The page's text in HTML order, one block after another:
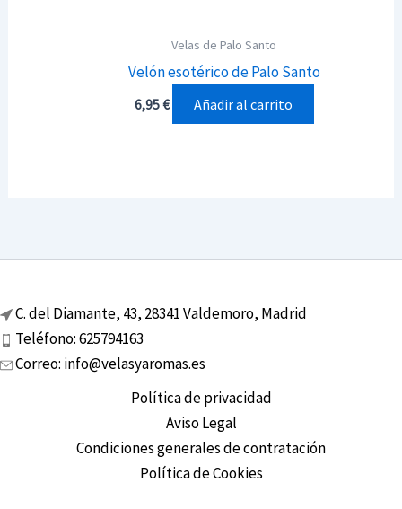
Velas de Palo Santo
Velón esotérico de Palo Santo
6,95€ Añadir al carrito
C. del Diamante, 43, 28341 Valdemoro, Madrid
Teléfono: 625794163
Correo: info@velasyaromas.es
Política de privacidad
Aviso Legal
Condiciones generales de contratación
Política de Cookies